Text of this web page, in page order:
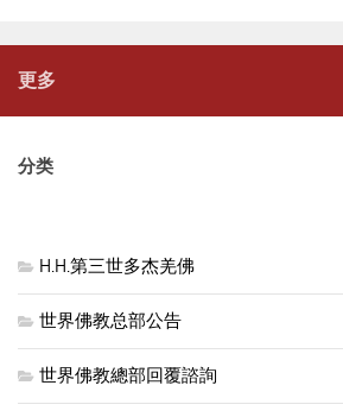
更多
分类
H.H.第三世多杰羌佛
世界佛教总部公告
世界佛教總部回覆諮詢